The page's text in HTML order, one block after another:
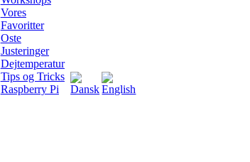
Vores
Favoritter
Oste
Justeringer
Dejtemperatur
Tips og Tricks
Raspberry Pi